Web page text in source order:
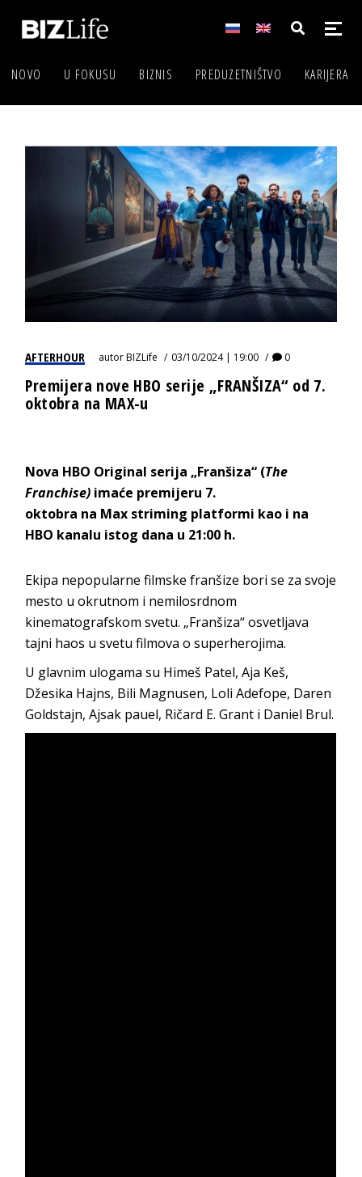
NOVO U FOKUSU BIZNIS PREDUZETNIŠTVO KARIJERA
AFTERHOUR autorBIZLife 03/10/2024 | 19:00 0
Premijera nove HBO serije „FRANŠIZA“ od 7.
oktobra na MAX-u
Nova HBO Original serija „Franšiza“ (The
Franchise) imaće premijeru 7.
oktobra na Max striming platformi kao i na
HBO kanalu istog dana u 21:00 h.
Ekipa nepopularne filmske franšize bori se za svoje
mesto u okrutnom i nemilosrdnom
kinematografskom svetu. „Franšiza“ osvetljava
tajni haos u svetu filmova o superherojima.
U glavnim ulogama su Himeš Patel, Aja Keš,
Džesika Hajns, Bili Magnusen, Loli Adefope, Daren
Goldstajn, Ajsak pauel, Ričard E. Grant i Daniel Brul.